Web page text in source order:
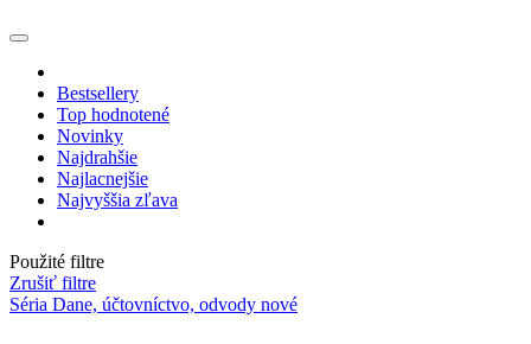
Bestsellery
Top hodnotené
Novinky
Najdrahšie
Najlacnejšie
Najvyššia zľava
Použité filtre
Zrušiť filtre
Séria Dane, účtovníctvo, odvody nové